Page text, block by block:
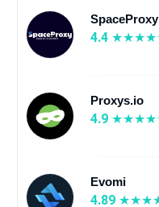
SpaceProxy
4.4
Proxys.io
4.9
Evomi
4.89